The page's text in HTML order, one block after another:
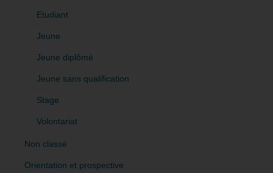
Etudiant
Jeune
Jeune diplômé
Jeune sans qualification
Stage
Volontariat
Non classé
Orientation et prospective